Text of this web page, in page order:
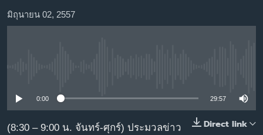
การไลฟ์สไตล์
ติดตามเรา
มิถุนายน 02, 2557
0:00 29:57
Direct link
(8:30 – 9:00 น. จันทร์-ศุกร์) ประมวลข่าว